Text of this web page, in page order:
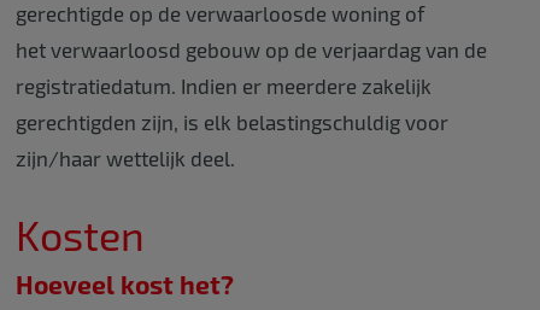
gerechtigde op de verwaarloosde woning of
het verwaarloosd gebouw op de verjaardag van de
registratiedatum. Indien er meerdere zakelijk
gerechtigden zijn, is elk belastingschuldig voor
zijn/haar wettelijk deel.
Kosten
Hoeveel kost het?